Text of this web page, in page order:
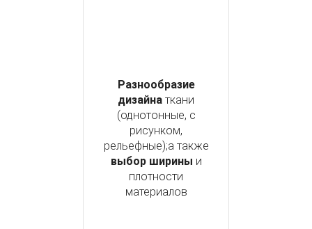
Разнообразие
дизайна ткани
(однотонные, с
рисунком,
рельефные);а также
выбор ширины и
плотности
материалов